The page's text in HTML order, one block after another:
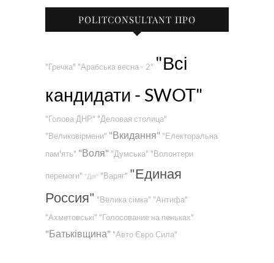
POLITCONSULTANT ПРО
"Гречка" "Арабська весна - 2" "Всі
кандидати - SWOT"
"Голова ДНР" "Деловая столица"
"Великовірмени" "Вкидання" "Електоральна
пам'ять" "Воля" "Думська" "Волонтери
перемоги" "Дія" "Варяг" "Единая
Россия" "Велика сімка" "Антифа"
"Ахметовські" "Голосование на пеньках"
"Батьківщина" "Авто Євро Сила"